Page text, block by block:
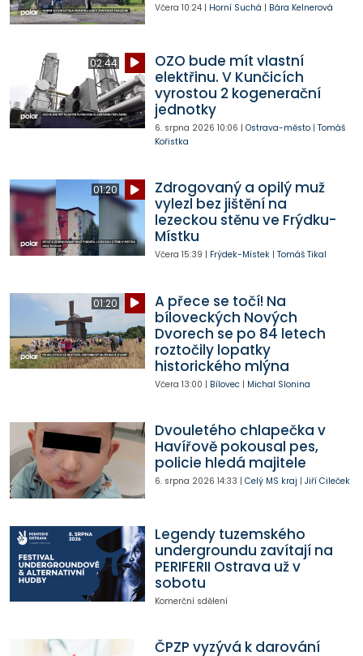
Včera 10:24| Horní Suchá | Bára Kelnerová
02:44
OZO bude mít vlastní
elektřinu. V Kunčicích
vyrostou 2 kogenerační
jednotky
6. srpna 2026 10:06 | Ostrava-město| Tomáš
Kořistka
01:20
Zdrogovaný a opilý muž
vylezl bez jištění na
lezeckou stěnu ve Frýdku-
Místku
Včera 15:39 | Frýdek-Místek| Tomáš Tikal
01:20
A přece se točí! Na
bíloveckých Nových
Dvorech se po 84 letech
roztočily lopatky
historického mlýna
Včera 13:00 | Bílovec| Michal Slonina
Dvouletého chlapečka v
Havířově pokousal pes,
policie hledá majitele
6. srpna 2026 14:33 | Celý MS kraj | Jiří Cileček
Legendy tuzemského
undergroundu zavítají na
PERIFERII Ostrava už v
sobotu
Komerční sdělení
ČPZP vyzývá k darování